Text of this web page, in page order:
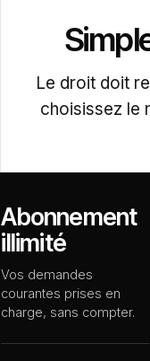
Le droit doit
choisissez le
Abonnement
illimité
Vos demandes
courantes prises en
charge, sans compter.